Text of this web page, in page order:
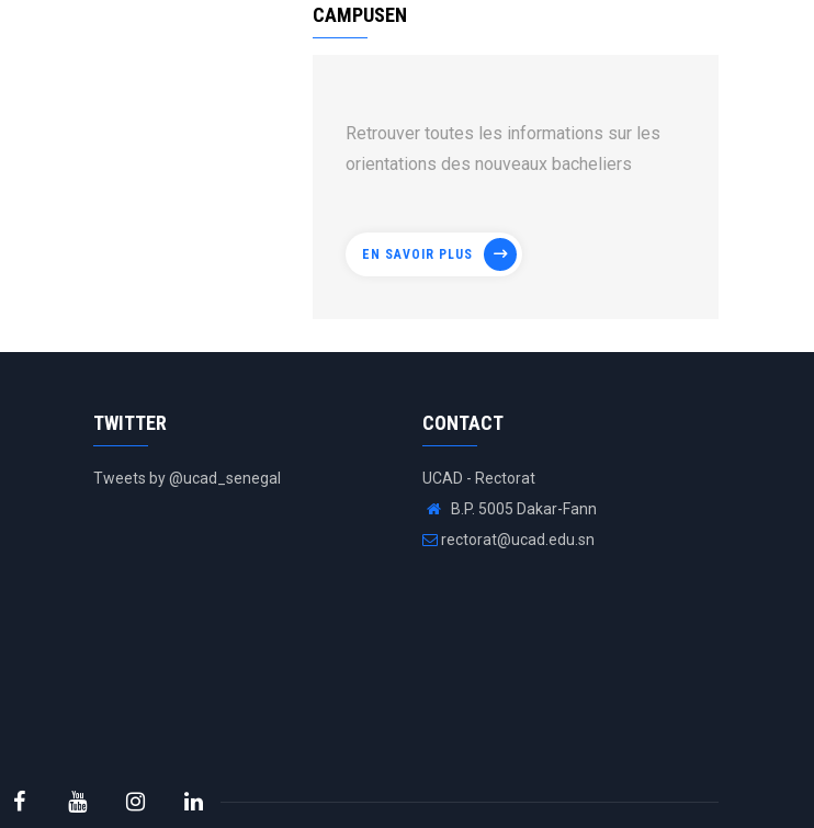
CAMPUSEN
Retrouver toutes les informations sur les
orientations des nouveaux bacheliers
EN SAVOIR PLUS
TWITTER
Tweets by @ucad_senegal
CONTACT
UCAD - Rectorat
B.P. 5005 Dakar-Fann
rectorat@ucad.edu.sn